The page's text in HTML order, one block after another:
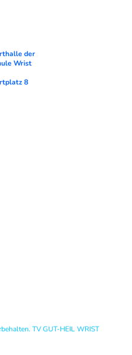
der
Wrist
8
TV GUT-HEIL WRIST